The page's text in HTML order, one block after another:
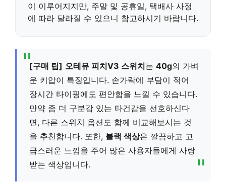
이 이루어지지만, 주말 및 공휴일, 택배사 사정
에 따라 달라질 수 있으니 참고하시기 바랍니다.
[구매 팁] 오테뮤 피치V3 스위치는 40g의 가벼
운 키압이 특징입니다. 손가락에 부담이 적어
장시간 타이핑에도 편안함을 느낄 수 있습니다.
만약 좀 더 구분감 있는 타건감을 선호하신다
면, 다른 스위치 옵션도 함께 비교해보시는 것
을 추천합니다. 또한, 블랙 색상은 깔끔하고 고
급스러운 느낌을 주어 많은 사용자들에게 사랑
받는 색상입니다.